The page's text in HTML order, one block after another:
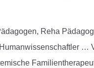
Reha
…